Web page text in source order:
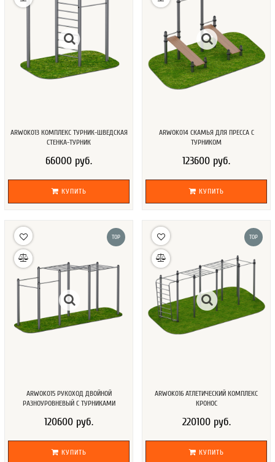
ARWOK013 КОМПЛЕКС ТУРНИК-ШВЕДСКАЯ
СТЕНКА-ТУРНИК
66000 руб.
КУПИТЬ
ARWOK014 СКАМЬЯ ДЛЯ ПРЕССА С
ТУРНИКОМ
123600 руб.
КУПИТЬ
TOP
ARWOK015 РУКОХОД ДВОЙНОЙ
РАЗНОУРОВНЕВЫЙ С ТУРНИКАМИ
120600 руб.
КУПИТЬ
TOP
ARWOK016 АТЛЕТИЧЕСКИЙ КОМПЛЕКС
КРОНОС
220100 руб.
КУПИТЬ